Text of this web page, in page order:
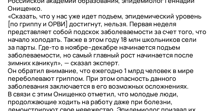
Онищенко.
«Сказать, что у нас уже идет подъем, эпидемический уровень
[по гриппу и ОРВИ] достигнут, нельзя. Первая неделя
представляет собой подскок заболеваемости за счет того, что
начало холодать. Также в этом году 18 млн школьников сели
за парты. Где-то в ноябре–декабре начинается подъем
заболеваемости, но самый главный рост начинается после
зимних каникул», — сказал эксперт.
Он обратил внимание, что ежегодно 1 млрд человек в мире
переболевают гриппом. При этом опасность данного
заболевания заключается в его возможных осложнениях.
В связи с этим Онищенко отметил, что молодые люди,
продолжающие ходить на работу даже при болезни,